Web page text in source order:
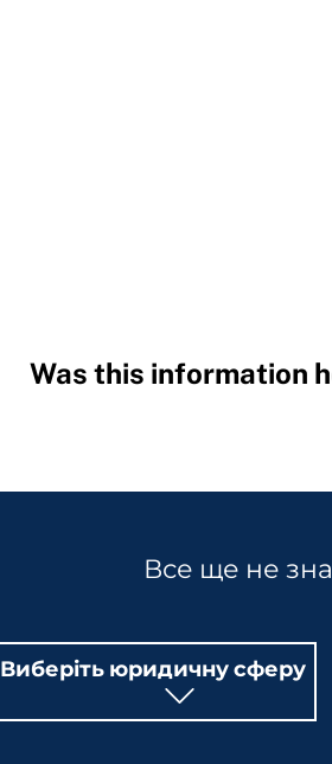
Was this information
Все ще не
Виберіть юридичну сферу